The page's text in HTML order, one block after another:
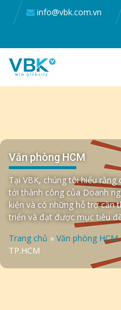
info@vbk.com.vn
Văn phòng HCM
Tại VBK, chúng tôi hiểu
tới thành công của Doanh
kiện và có những hỗ trợ cần
triển và đạt được mục tiêu
Trang chủ » Văn phòng HCM
TP.HCM